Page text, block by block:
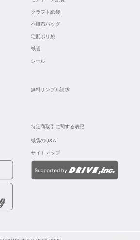
クラフト紙袋
不織布バッグ
宅配ポリ袋
紙管
シール
無料サンプル請求
特定商取引に関する表記
紙袋のQ&A
サイトマップ